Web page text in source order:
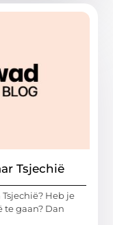
Tsjechië
Heb je
te gaan? Dan